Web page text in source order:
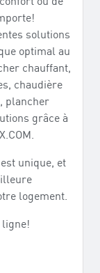
solutions
optimal au
chauffant,
chaudière
plancher
grâce à
unique, et
logement.
ligne!